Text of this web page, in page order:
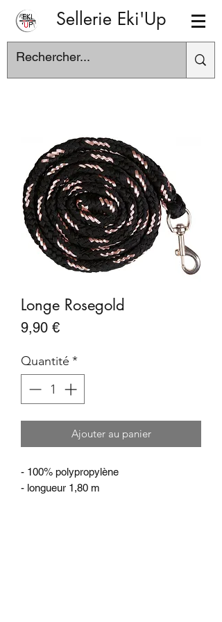
Sellerie Eki'Up
Longe Rosegold
9,90 €Prix
Quantité *
Ajouter au panier
- 100% polypropylène
- longueur 1,80 m